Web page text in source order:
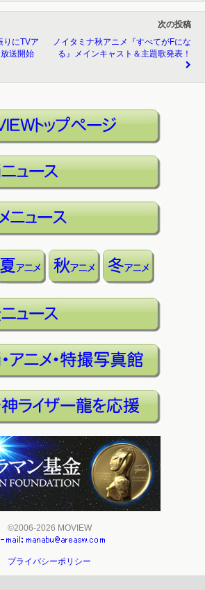
りにTVア
送開始
次の投稿
ノイタミナ秋アニメ『すべてがFにな
る』メインキャスト＆主題歌発表！
©2006-2026 MOVIEW
プライバシーポリシー